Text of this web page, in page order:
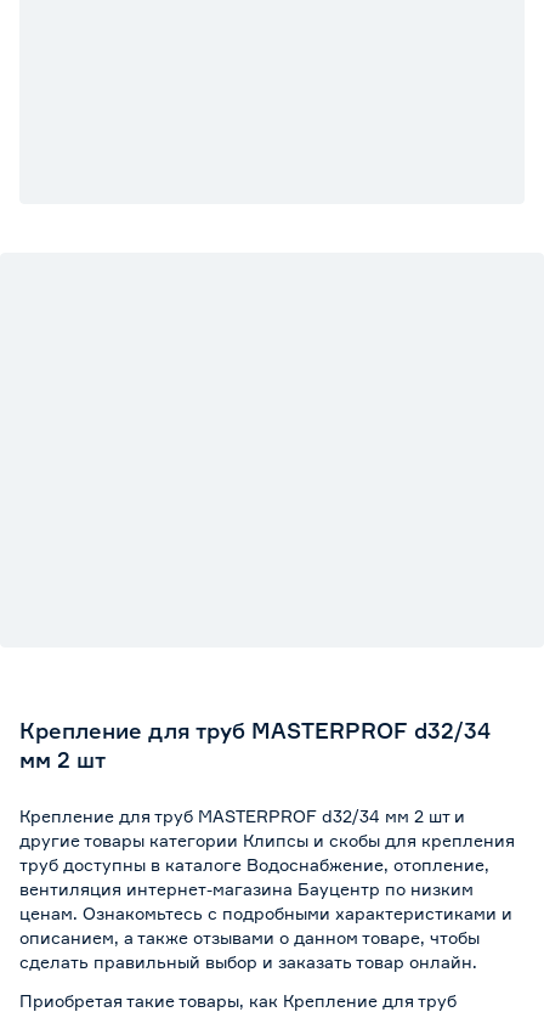
Крепление для труб MASTERPROF d32/34
мм 2 шт
Крепление для труб MASTERPROF d32/34 мм 2 шт и
другие товары категории Клипсы и скобы для крепления
труб доступны в каталоге Водоснабжение, отопление,
вентиляция интернет-магазина Бауцентр по низким
ценам. Ознакомьтесь с подробными характеристиками и
описанием, а также отзывами о данном товаре, чтобы
сделать правильный выбор и заказать товар онлайн.
Приобретая такие товары, как Крепление для труб